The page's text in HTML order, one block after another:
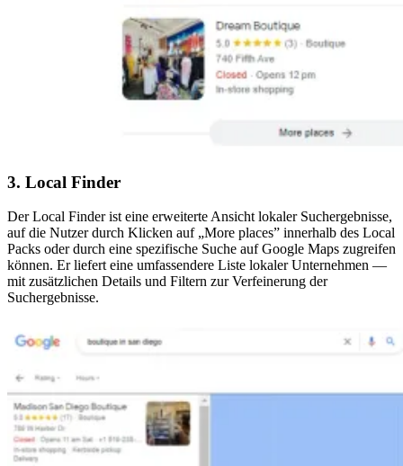
3. Local Finder
Der Local Finder ist eine erweiterte Ansicht lokaler Suchergebnisse,
auf die Nutzer durch Klicken auf „More places” innerhalb des Local
Packs oder durch eine spezifische Suche auf Google Maps zugreifen
können. Er liefert eine umfassendere Liste lokaler Unternehmen —
mit zusätzlichen Details und Filtern zur Verfeinerung der
Suchergebnisse.